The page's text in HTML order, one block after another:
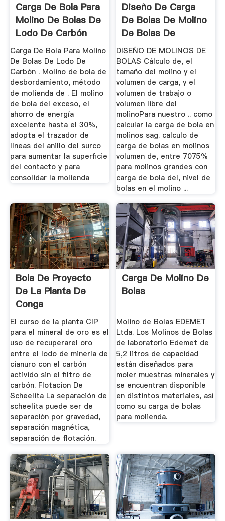
Carga De Bola Para
Molino De Bolas De
Lodo De Carbón
Carga De Bola Para Molino
De Bolas De Lodo De
Carbón . Molino de bola de
desbordamiento, método
de molienda de . El molino
de bola del exceso, el
ahorro de energía
excelente hasta el 30%,
adopta el trazador de
líneas del anillo del surco
para aumentar la superficie
del contacto y para
consolidar la molienda
Diseño De Carga
De Bolas De Molino
De Bolas De
Cemento
DISEÑO DE MOLINOS DE
BOLAS Cálculo de, el
tamaño del molino y el
volumen de carga, y el
volumen de trabajo o
volumen libre del
molinoPara nuestro .. como
calcular la carga de bola en
molinos sag. calculo de
carga de bolas en molinos
volumen de, entre 7075%
para molinos grandes con
carga de bola del, nivel de
bolas en el molino ...
Bola De Proyecto
De La Planta De
Conga
El curso de la planta CIP
para el mineral de oro es el
uso de recuperarel oro
entre el lodo de minería de
cianuro con el carbón
activido sin el filtro de
carbón. Flotacion De
Scheelita La separación de
scheelita puede ser de
separación por gravedad,
separación magnética,
separación de flotación.
Carga De Molino De
Bolas
Molino de Bolas EDEMET
Ltda. Los Molinos de Bolas
de laboratorio Edemet de
5,2 litros de capacidad
están diseñados para
moler muestras minerales y
se encuentran disponible
en distintos materiales, así
como su carga de bolas
para molienda.